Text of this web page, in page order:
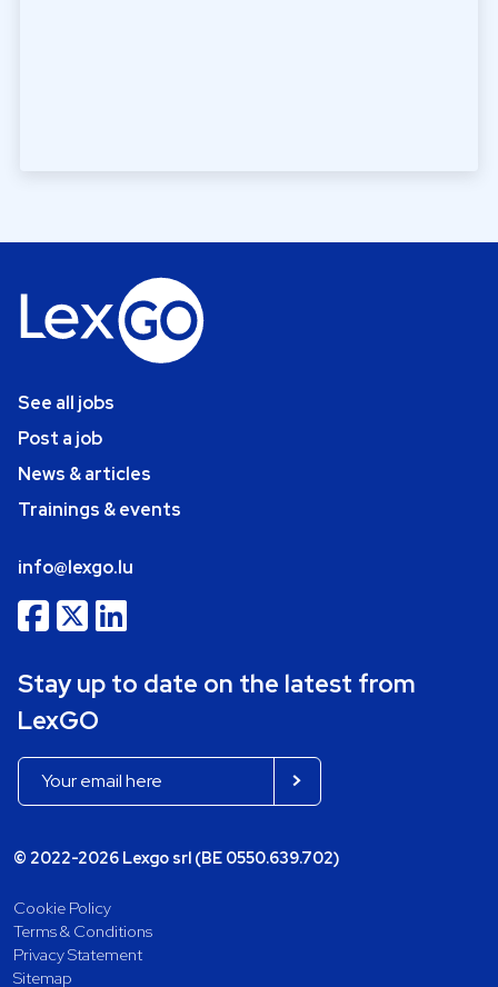
See all jobs
Post a job
News & articles
Trainings & events
info@lexgo.lu
Stay up to date on the latest from
LexGO
© 2022-2026 Lexgo srl (BE 0550.639.702)
Cookie Policy
Terms & Conditions
Privacy Statement
Sitemap